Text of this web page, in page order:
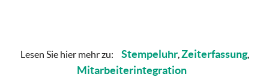
Lesen Sie hier mehr zu: Stempeluhr,Zeiterfassung,
Mitarbeiterintegration